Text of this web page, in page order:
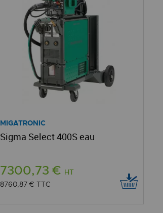
MIGATRONIC
Sigma Select 400S eau
7300,73 € HT
8760,87 € TTC